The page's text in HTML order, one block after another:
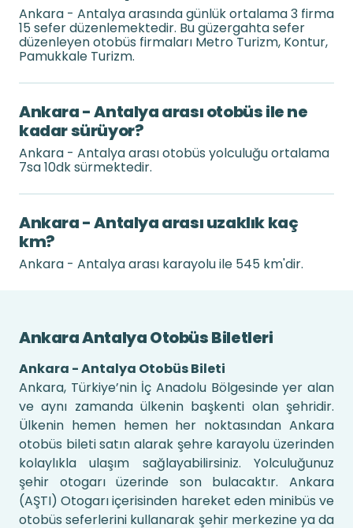
Ankara - Antalya arasında günlük ortalama 3 firma
15 sefer düzenlemektedir. Bu güzergahta sefer
düzenleyen otobüs firmaları Metro Turizm, Kontur,
Pamukkale Turizm.
Ankara - Antalya arası otobüs ile ne
kadar sürüyor?
Ankara - Antalya arası otobüs yolculuğu ortalama
7sa 10dk sürmektedir.
Ankara - Antalya arası uzaklık kaç
km?
Ankara - Antalya arası karayolu ile 545 km'dir.
Ankara Antalya Otobüs Biletleri
Ankara - Antalya Otobüs Bileti
Ankara, Türkiye’nin İç Anadolu Bölgesinde yer alan
ve aynı zamanda ülkenin başkenti olan şehridir.
Ülkenin hemen hemen her noktasından Ankara
otobüs bileti satın alarak şehre karayolu üzerinden
kolaylıkla ulaşım sağlayabilirsiniz. Yolculuğunuz
şehir otogarı üzerinde son bulacaktır. Ankara
(AŞTI) Otogarı içerisinden hareket eden minibüs ve
otobüs seferlerini kullanarak şehir merkezine ya da